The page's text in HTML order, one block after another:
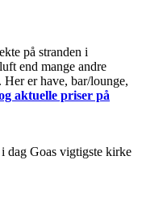
på stranden i
end mange andre
Her er have, bar/lounge,
aktuelle priser på
dag Goas vigtigste kirke